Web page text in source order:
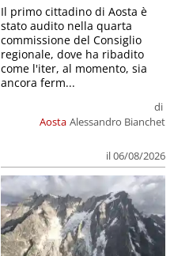
Aosta
di
Alessandro Bianchet
il 06/08/2026
Il primo cittadino di Aosta è
stato audito nella quarta
commissione del Consiglio
regionale, dove ha ribadito
come l'iter, al momento, sia
ancora ferm...